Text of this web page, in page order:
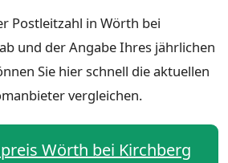
Postleitzahl in Wörth bei
und der Angabe Ihres jährlichen
Sie hier schnell die aktuellen
vergleichen.
Wörth bei Kirchberg